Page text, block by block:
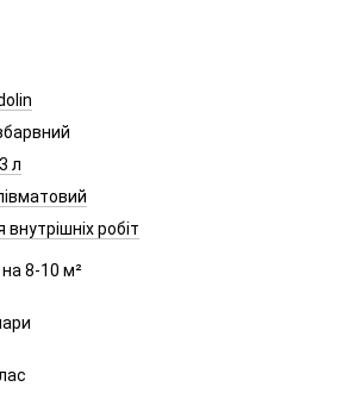
л
внутрішніх робіт
на 8-10 м²